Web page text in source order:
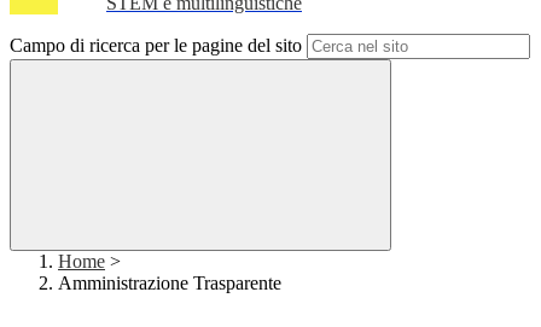
Campo di ricerca per le pagine del sito
Home >
Amministrazione Trasparente